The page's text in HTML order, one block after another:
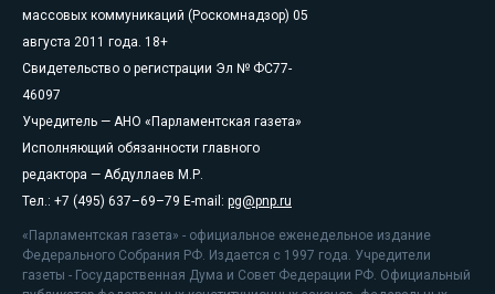
массовых коммуникаций (Роскомнадзор) 05
августа 2011 года. 18+
Свидетельство о регистрации Эл № ФС77-
46097
Учредитель — АНО «Парламентская газета»
Исполняющий обязанности главного
редактора — Абдуллаев М.Р.
Тел.: +7 (495) 637–69–79 E-mail: pg@pnp.ru
«Парламентская газета» - официальное еженедельное издание
Федерального Собрания РФ. Издается с 1997 года. Учредители
газеты - Государственная Дума и Совет Федерации РФ. Официальный